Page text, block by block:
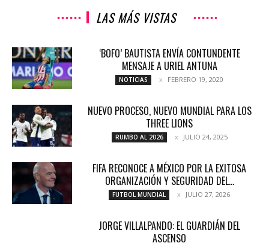
LAS MÁS VISTAS
‘BOFO’ BAUTISTA ENVÍA CONTUNDENTE
MENSAJE A URIEL ANTUNA
NOTICIAS FEBRERO 19, 2020
NUEVO PROCESO, NUEVO MUNDIAL PARA LOS
THREE LIONS
RUMBO AL 2026 JULIO 24, 2025
FIFA RECONOCE A MÉXICO POR LA EXITOSA
ORGANIZACIÓN Y SEGURIDAD DEL...
FUTBOL MUNDIAL JULIO 27, 2026
JORGE VILLALPANDO: EL GUARDIÁN DEL
ASCENSO